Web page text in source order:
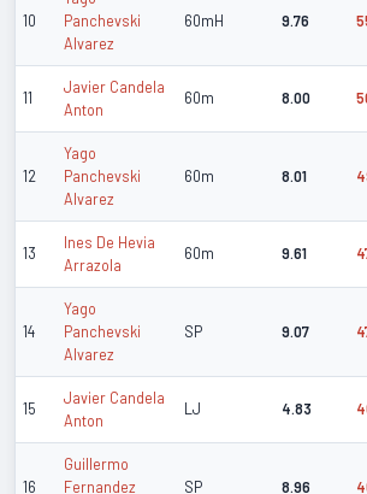
10
Panchevski
Alvarez
60mH 9.76
11
Javier Candela
Anton
60m 8.00
12
Yago
Panchevski
Alvarez
60m 8.01
13
Ines De Hevia
Arrazola
60m 9.61
14
Yago
Panchevski
Alvarez
SP 9.07
15
Javier Candela
Anton
LJ 4.83
16
Guillermo
Fernandez
SP 8.96